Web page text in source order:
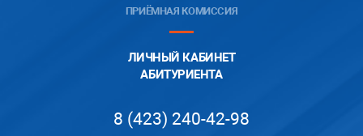
ПРИЁМНАЯ КОМИССИЯ
ЛИЧНЫЙ КАБИНЕТ
АБИТУРИЕНТА
8 (423) 240-42-98